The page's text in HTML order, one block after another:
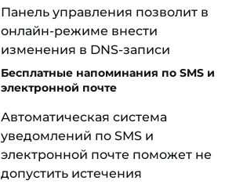
Панель управления позволит в
онлайн-режиме внести
изменения в DNS-записи
Бесплатные напоминания по SMS и
электронной почте
Автоматическая система
уведомлений по SMS и
электронной почте поможет не
допустить истечения